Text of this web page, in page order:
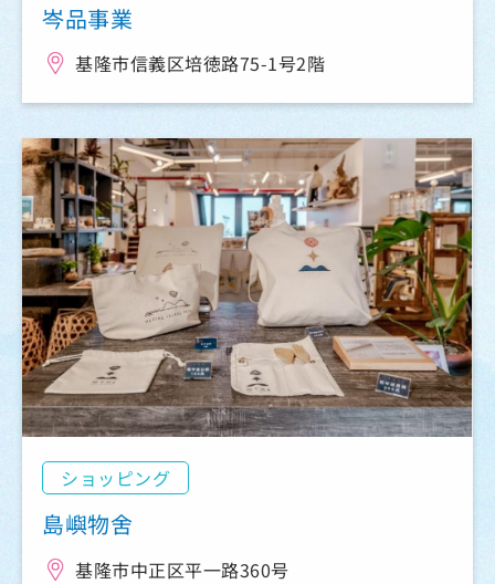
岑品事業
基隆市信義区培徳路75-1号2階
ショッピング
島嶼物舍
基隆市中正区平一路360号